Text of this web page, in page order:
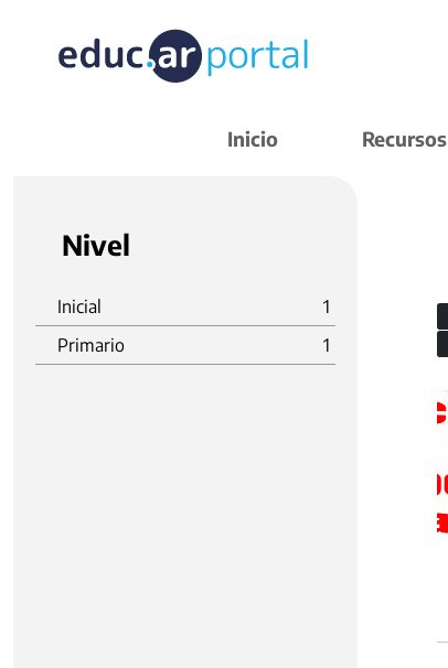
Inicio Recursos
Nivel
Inicial
1
Primario
1